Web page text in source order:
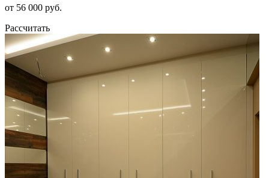
от 56 000 руб.
Рассчитать